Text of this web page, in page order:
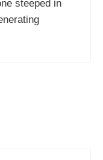
steeped in